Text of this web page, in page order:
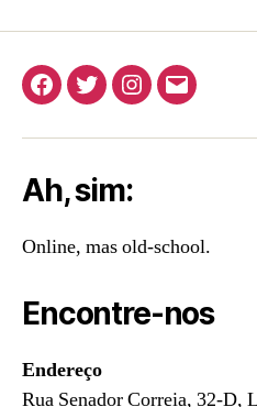
Facebook
TwitterInstagram
E-
Ah, sim:
Online, mas old-school.
Encontre-nos
Endereço
Rua Senador Correia, 32-D,